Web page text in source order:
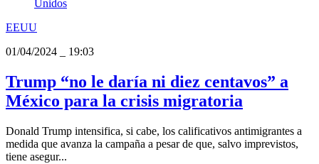
EEUU
01/04/2024
19:03
Trump “no le daría ni diez centavos” a
México para la crisis migratoria
Donald Trump intensifica, si cabe, los calificativos antimigrantes a
medida que avanza la campaña a pesar de que, salvo imprevistos,
tiene asegur...